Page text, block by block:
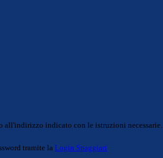
all'indirizzo indicato con le istruzioni necessarie.
tramite la Login Spaggiari